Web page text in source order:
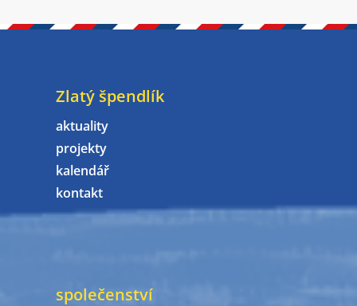
Zlatý špendlík
aktuality
projekty
kalendář
kontakt
společenství